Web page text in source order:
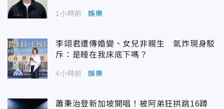
1小時前 娛樂
李翊君遭傳婚變、女兒非親生 氣炸現身駁
斥：是睡在我床底下嗎？
4小時前 娛樂
蕭秉治登新加坡開唱！被阿弟狂拱跳16蹲